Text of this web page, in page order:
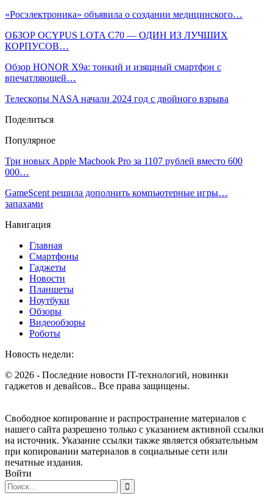
«Росэлектроника» объявила о создании медицинского…
ОБЗОР OCYPUS LOTA C70 — ОДИН ИЗ ЛУЧШИХ
КОРПУСОВ…
Обзор HONOR X9a: тонкий и изящный смартфон с
впечатляющей…
Телескопы NASA начали 2024 год с двойного взрыва
Поделиться
Популярное
Три новых Apple Macbook Pro за 1107 рублей вместо 600
000…
GameScent решила дополнить компьютерные игры…
запахами
Навигация
Главная
Смартфоны
Гаджеты
Новости
Планшеты
Ноутбуки
Обзоры
Видеообзоры
Роботы
Новость недели:
© 2026 - Последние новости IT-технологий, новинки
гаджетов и девайсов.. Все права защищены.
Свободное копирование и распространение материалов с
нашего сайта разрешено только с указанием активной ссылки
на источник. Указание ссылки также является обязательным
при копировании материалов в социальные сети или
печатные издания.
Войти